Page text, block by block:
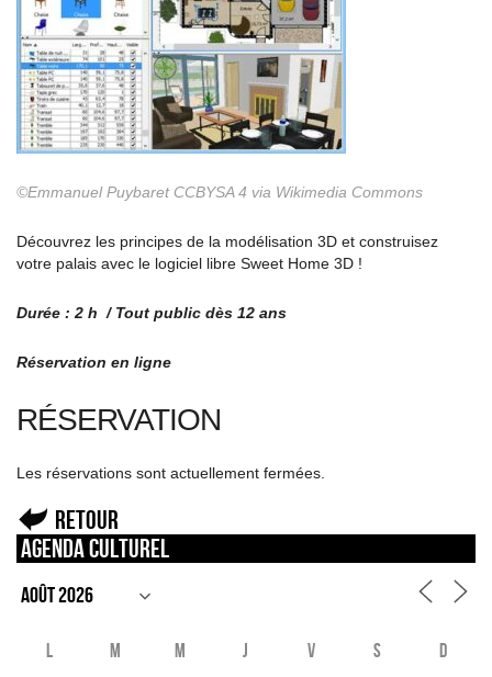
©Emmanuel Puybaret CCBYSA 4 via Wikimedia Commons
Découvrez les principes de la modélisation 3D et construisez
votre palais avec le logiciel libre Sweet Home 3D !
Durée : 2 h / Tout public dès 12 ans
Réservation en ligne
RÉSERVATION
Les réservations sont actuellement fermées.
Retour
Agenda culturel
L M M J V S D